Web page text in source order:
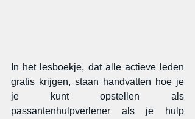
In het lesboekje, dat alle actieve leden
gratis krijgen, staan handvatten hoe je
je kunt opstellen als
passantenhulpverlener als je hulp